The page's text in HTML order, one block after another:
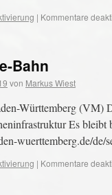
| Kommentare
Bahn
von Markus Wiest
Württemberg (VM)
Es
wuerttemberg.de/de/
| Kommentare